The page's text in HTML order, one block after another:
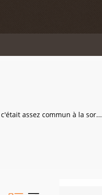
assez commun à la sor...